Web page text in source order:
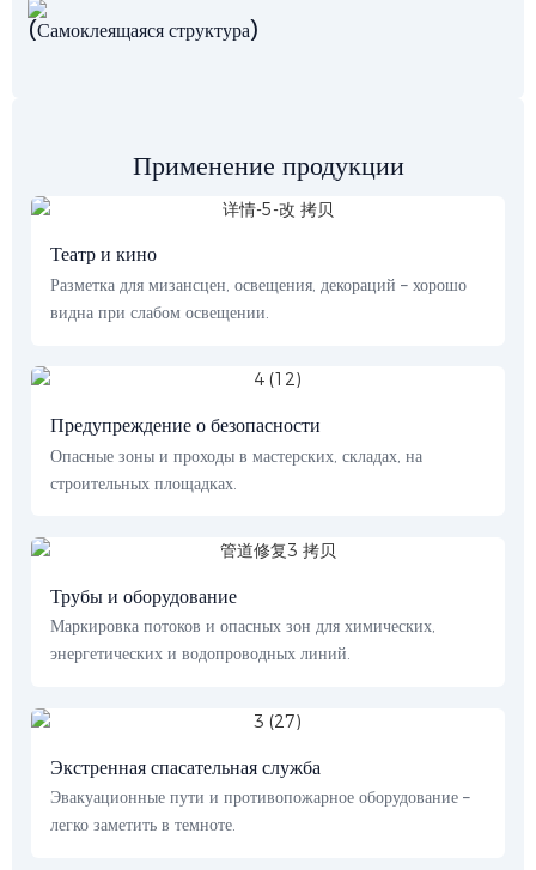
(Самоклеящаяся структура)
Применение продукции
Театр и кино
Разметка для мизансцен, освещения, декораций – хорошо
видна при слабом освещении.
Предупреждение о безопасности
Опасные зоны и проходы в мастерских, складах, на
строительных площадках.
Трубы и оборудование
Маркировка потоков и опасных зон для химических,
энергетических и водопроводных линий.
Экстренная спасательная служба
Эвакуационные пути и противопожарное оборудование –
легко заметить в темноте.